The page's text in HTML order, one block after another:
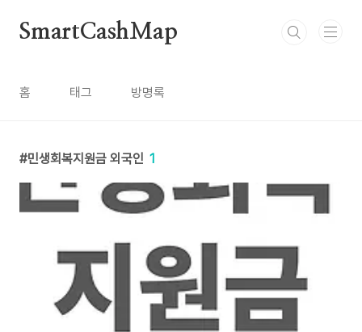
SmartCashMap
홈 태그 방명록
민생회복지원금 외국인 1